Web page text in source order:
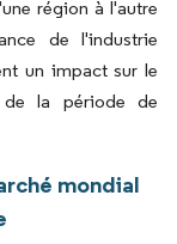
région à l'autre
de l'industrie
un impact sur le
de la période de
mondial